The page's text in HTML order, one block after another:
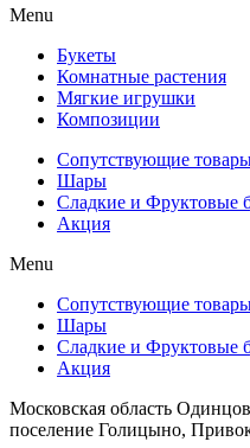
Menu
Букеты
Комнатные растения
Мягкие игрушки
Композиции
Сопутствующие
Шары
Сладкие и Фруктовые
Акция
Menu
Сопутствующие
Шары
Сладкие и Фруктовые
Акция
Московская область
поселение Голицыно,